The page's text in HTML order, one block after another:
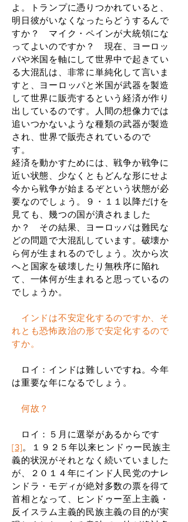
よ。トランプに憑りつかれていると、
明日彼がいなくなったらどうするんで
すか？ マイク・ペインが大統領にな
ってよいのですか？ 現在、ヨーロッ
パや米国を軸にして世界中で起きてい
る大混乱は、非常に単純化して言いま
すと、ヨーロッパと米国が武器を製造
して世界に販売するという経済が作り
出しているのです。人間の想像力では
追いつかないような種類の武器が製造
され、世界で販売されているので
す。
経済を動かすためには、戦争か戦争に
近い状態、少なくともどんな形にせよ
今から戦争が始まるぞという状態が必
要なのでしょう。９・１１以降だけを
見ても、幾つの国が潰されました
か？ その結果、ヨーロッパは難民な
どの問題で大混乱しています。破壊か
ら何が生まれるのでしょう。次から次
へと国家を破壊したり無秩序に陥れ
て、一体何が生まれると思っているの
でしょうか。
インドは不安定化するのですか、そ
れとも恐怖政治の形で安定化するので
すか。
ロイ：インドは難しいですね。今年
は重要な年になるでしょう。
何故？
ロイ：５月に選挙があるからです
[3]。１９２５年以来ヒンドゥー民族主
義的状況がそれとなく続いていました
が、２０１４年にインド人民党のナレ
ンドラ・モディが絶対多数の票を得て
首相となって、ヒンドゥー至上主義・
反イスラム主義的民族主義の目的が実